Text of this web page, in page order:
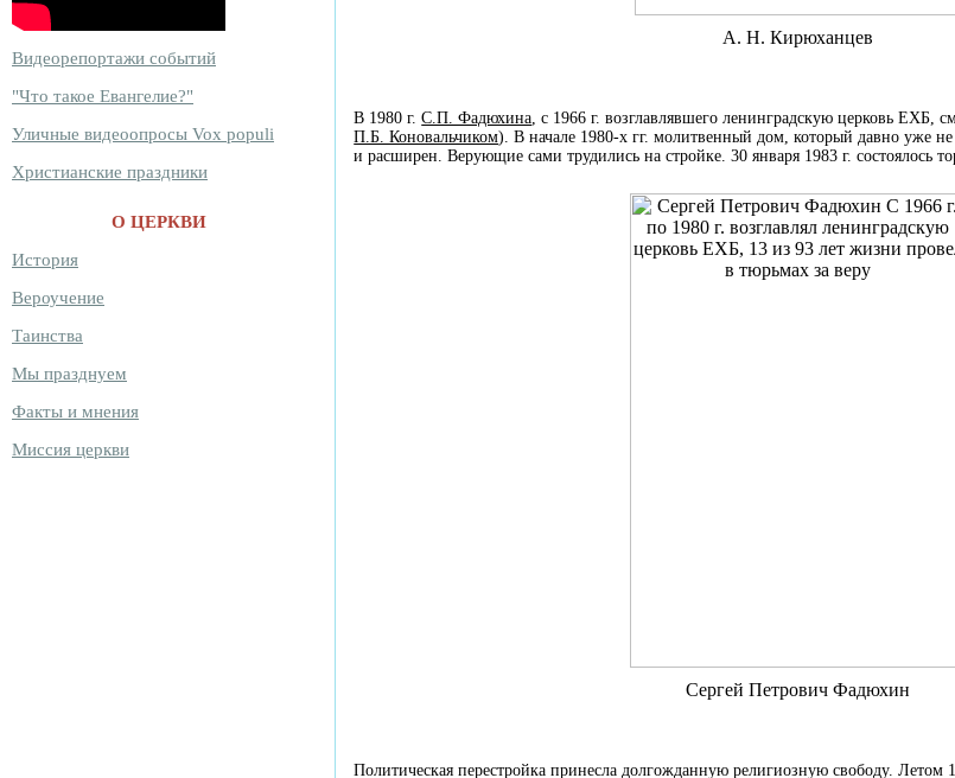
Видеорепортажи событий
"Что такое Евангелие?"
Уличные видеоопросы Vox populi
Христианские праздники
О ЦЕРКВИ
История
Вероучение
Таинства
Мы празднуем
Факты и мнения
Миссия церкви
А. Н. Кирюханцев
В 1980 г. С.П. Фадюхина, с 1966 г. возглавлявшего ленинградскую церковь ЕХБ,
П.Б. Коновальчиком). В начале 1980-х гг. молитвенный дом, который давно уже
и расширен. Верующие сами трудились на стройке. 30 января 1983 г. состоялось
Сергей Петрович Фадюхин
Политическая перестройка принесла долгожданную религиозную свободу. Летом